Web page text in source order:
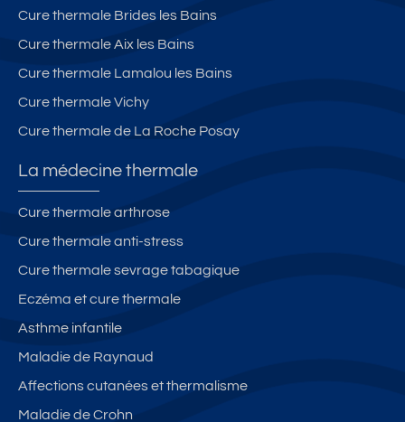
Cure thermale Brides les Bains
Cure thermale Aix les Bains
Cure thermale Lamalou les Bains
Cure thermale Vichy
Cure thermale de La Roche Posay
La médecine thermale
Cure thermale arthrose
Cure thermale anti-stress
Cure thermale sevrage tabagique
Eczéma et cure thermale
Asthme infantile
Maladie de Raynaud
Affections cutanées et thermalisme
Maladie de Crohn